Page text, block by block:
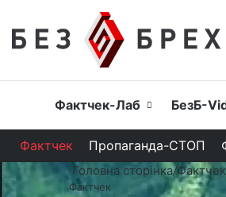
Головна
Фактчек-Лаб БезБ-
Фактчек Пропаганда-СТОП
Головна сторінка/Фактчек
Фактчек